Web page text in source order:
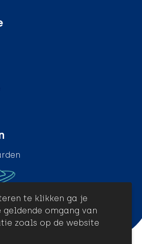
te klikken ga je
omgang van
zoals op de website